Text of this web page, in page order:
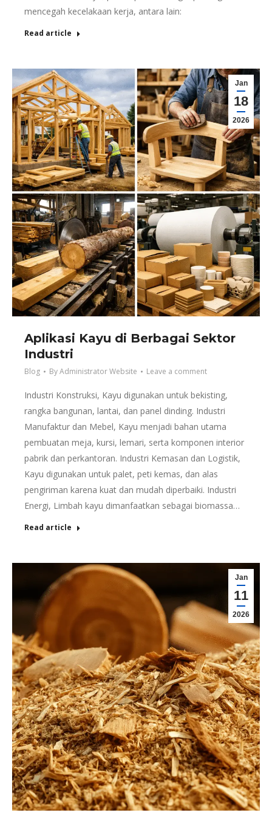
mencegah kecelakaan kerja, antara lain:
Read article
Jan
18
2026
Aplikasi Kayu di Berbagai Sektor
Industri
Blog ByAdministrator Website Leave a comment
Industri Konstruksi, Kayu digunakan untuk bekisting,
rangka bangunan, lantai, dan panel dinding. Industri
Manufaktur dan Mebel, Kayu menjadi bahan utama
pembuatan meja, kursi, lemari, serta komponen interior
pabrik dan perkantoran. Industri Kemasan dan Logistik,
Kayu digunakan untuk palet, peti kemas, dan alas
pengiriman karena kuat dan mudah diperbaiki. Industri
Energi, Limbah kayu dimanfaatkan sebagai biomassa…
Read article
Jan
11
2026